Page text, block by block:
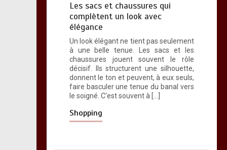
Les sacs et chaussures qui
complètent un look avec
élégance
Un look élégant ne tient pas seulement
à une belle tenue. Les sacs et les
chaussures jouent souvent le rôle
décisif. Ils structurent une silhouette,
donnent le ton et peuvent, à eux seuls,
faire basculer une tenue du banal vers
le soigné. C’est souvent à […]
Shopping